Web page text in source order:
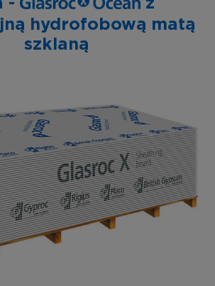
-
z
hydrofobową matą
szklaną